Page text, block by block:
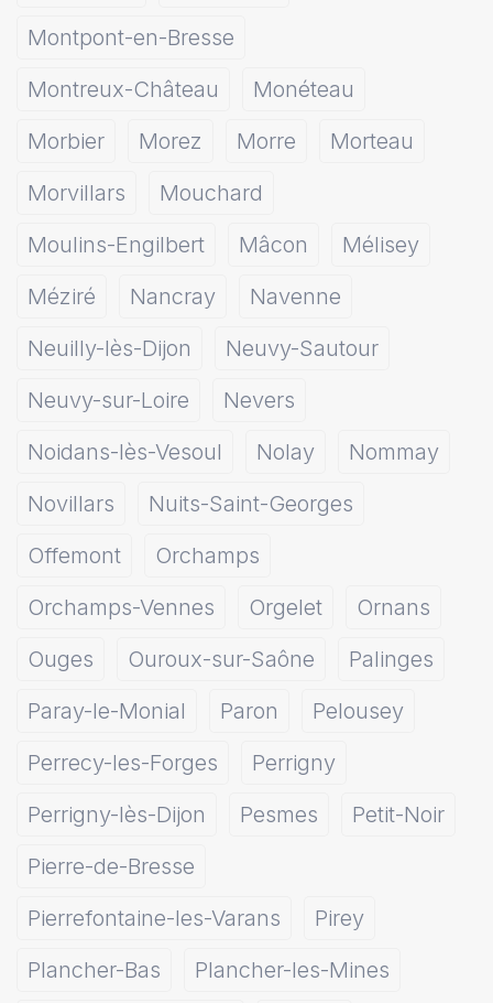
Montpont-en-Bresse
Montreux-Château
Monéteau
Morbier
Morez Morre
Morteau
Morvillars
Mouchard
Moulins-Engilbert
Mâcon
Mélisey
Méziré
Nancray
Navenne
Neuilly-lès-Dijon
Neuvy-Sautour
Neuvy-sur-Loire
Nevers
Noidans-lès-Vesoul
Nolay
Nommay
Novillars
Nuits-Saint-Georges
Offemont
Orchamps
Orchamps-Vennes
Orgelet
Ornans
Ouges
Ouroux-sur-Saône
Palinges
Paray-le-Monial
Paron
Pelousey
Perrecy-les-Forges
Perrigny
Perrigny-lès-Dijon
Pesmes
Petit-Noir
Pierre-de-Bresse
Pierrefontaine-les-Varans
Pirey
Plancher-Bas
Plancher-les-Mines